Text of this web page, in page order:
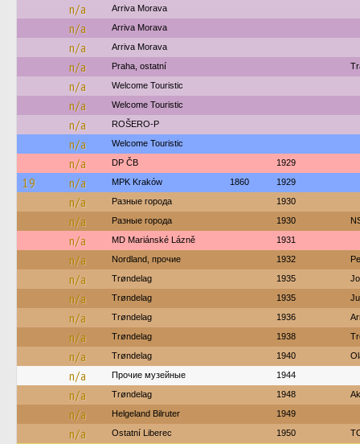
n/a Arriva Morava
n/a Arriva Morava
n/a Arriva Morava
n/a Praha, ostatní
n/a Welcome Touristic
n/a Welcome Touristic
n/a ROŠERO-P
n/a Welcome Touristic
n/a DP ČB 1929
19 n/a MPK Kraków 1860 1929
n/a Разные города 1930
n/a Разные города 1930
n/a MD Mariánské Lázně 1931
n/a Nordland, прочие 1932
n/a Trøndelag 1935
n/a Trøndelag 1935
n/a Trøndelag 1936
n/a Trøndelag 1938
n/a Trøndelag 1940
n/a Прочие музейные 1944
n/a Trøndelag 1948
n/a Helgeland Bilruter 1949
n/a Ostatní Liberec 1950